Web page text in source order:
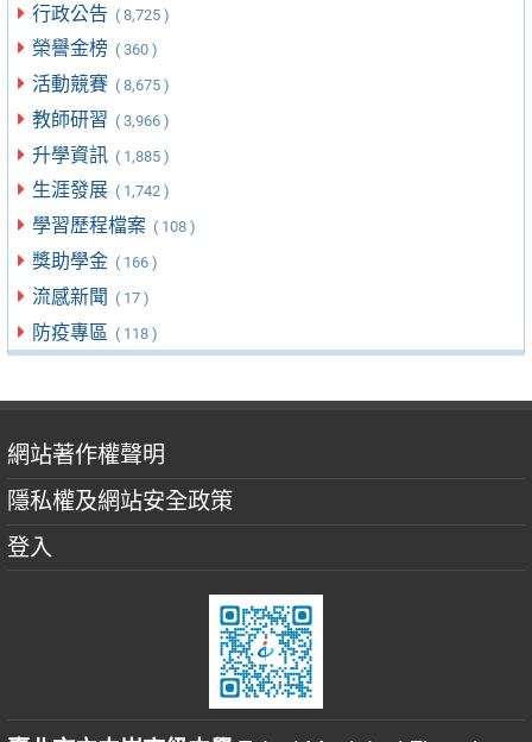
行政公告 ( 8,725 )
榮譽金榜 ( 360 )
活動競賽 ( 8,675 )
教師研習 ( 3,966 )
升學資訊 ( 1,885 )
生涯發展 ( 1,742 )
學習歷程檔案 ( 108 )
獎助學金 ( 166 )
流感新聞 ( 17 )
防疫專區 ( 118 )
網站著作權聲明
隱私權及網站安全政策
登入